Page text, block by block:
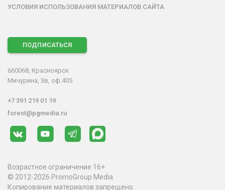
УСЛОВИЯ ИСПОЛЬЗОВАНИЯ МАТЕРИАЛОВ САЙТА
ПОДПИСАТЬСЯ
660068, Красноярск
Мичурина, 3в, оф.405
+7 391 219 01 19
forest@pgmedia.ru
Возрастное ограничение 16+
© 2012-2026 PromoGroup Media
Копирование материалов запрещено.